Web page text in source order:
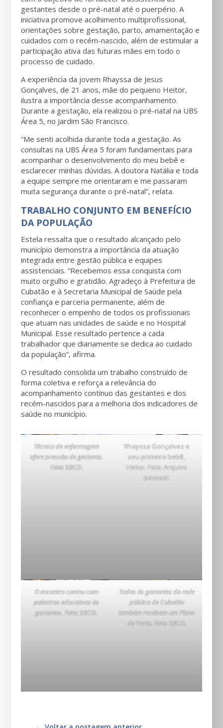
gestantes desde o pré-natal até o puerpério. A
iniciativa promove acolhimento multiprofissional,
orientações sobre gestação, parto, amamentação e
cuidados com o recém-nascido, além de estimular a
participação ativa das futuras mães em todo o
processo de cuidado.
A experiência da jovem Rhayssa de Jesus
Gonçalves, de 21 anos, mãe do pequeno Heitor,
ilustra a importância desse acompanhamento.
Durante a gestação, ela realizou o pré-natal na UBS
Área 5, no Jardim São Francisco.
“Me senti acolhida durante toda a gestação. As
consultas na UBS Área 5 foram fundamentais para
acompanhar o desenvolvimento do meu bebê e
esclarecer minhas dúvidas. A doutora Natália e toda
a equipe sempre me orientaram e me passaram
muita segurança durante o pré-natal”, relata.
TRABALHO CONJUNTO EM BENEFÍCIO
DA POPULAÇÃO
Estela ressalta que o resultado alcançado pelo
município demonstra a importância da atuação
integrada entre gestão pública e equipes
assistenciais. “Recebemos essa conquista com
muito orgulho e gratidão. Agradeço à Prefeitura de
Cubatão e à Secretaria Municipal de Saúde pela
confiança e parceria permanente, além de
reconhecer o empenho de todos os profissionais
que atuam nas unidades de saúde e no Hospital
Municipal. Esse resultado pertence a cada
trabalhador que diariamente se dedica ao cuidado
da população”, afirma.
O resultado consolida um trabalho construído de
forma coletiva e reforça a relevância do
acompanhamento contínuo das gestantes e dos
recém-nascidos para a melhoria dos indicadores de
saúde no município.
Técnica de enfermagem
afere pressão de gestante.
Foto: SBCD.
Rhayssa Gonçalvez e
seu primeiro bebê,
Heitor. Foto: Arquivo
pessoal.
O encontro contou com
palestras educativas às
gestantes.Foto: SBCD.
Todas às gestantes da rede
pública de Cubatão
também recebem um Plano
de Parto. Foto: SBCD.